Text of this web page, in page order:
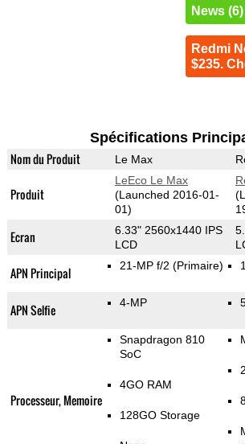
News (6)
Redmi
$235.
Spécifications
Nom du Produit Le Max
Produit
LeEco Le Max
(Launched 2016-01-
01)
Ecran
6.33" 2560x1440 IPS
LCD
APN Principal 21-MP f/2 (Primaire)
APN Selfie 4-MP
Processeur, Memoire
Snapdragon 810
SoC
4GO RAM
128GO Storage